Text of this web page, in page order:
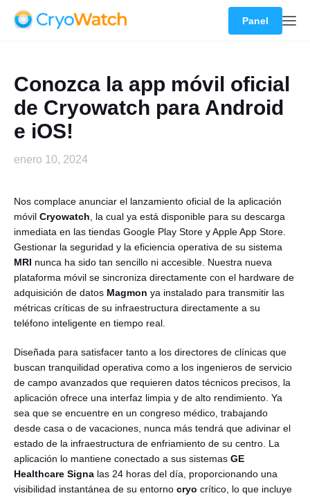
Español
Panel
Conozca la app móvil oficial
de Cryowatch para Android
e iOS!
enero 10, 2024
Nos complace anunciar el lanzamiento oficial de la aplicación
móvil Cryowatch , la cual ya está disponible para su descarga
inmediata en las tiendas Google Play Store y Apple App Store.
Gestionar la seguridad y la eficiencia operativa de su sistema
MRI nunca ha sido tan sencillo ni accesible. Nuestra nueva
plataforma móvil se sincroniza directamente con el hardware de
adquisición de datos Magmon ya instalado para transmitir las
métricas críticas de su infraestructura directamente a su
teléfono inteligente en tiempo real.
Diseñada para satisfacer tanto a los directores de clínicas que
buscan tranquilidad operativa como a los ingenieros de servicio
de campo avanzados que requieren datos técnicos precisos, la
aplicación ofrece una interfaz limpia y de alto rendimiento. Ya
sea que se encuentre en un congreso médico, trabajando
desde casa o de vacaciones, nunca más tendrá que adivinar el
estado de la infraestructura de enfriamiento de su centro. La
aplicación lo mantiene conectado a sus sistemas GE
Healthcare Signa las 24 horas del día, proporcionando una
visibilidad instantánea de su entorno cryo crítico, lo que incluye